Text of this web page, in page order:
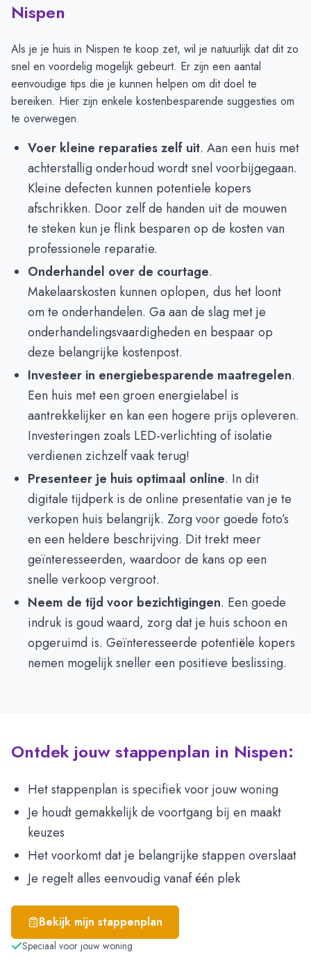
Nispen
Als je je huis in Nispen te koop zet, wil je natuurlijk dat dit zo
snel en voordelig mogelijk gebeurt. Er zijn een aantal
eenvoudige tips die je kunnen helpen om dit doel te
bereiken. Hier zijn enkele kostenbesparende suggesties om
te overwegen.
Voer kleine reparaties zelf uit. Aan een huis met
achterstallig onderhoud wordt snel voorbijgegaan.
Kleine defecten kunnen potentiele kopers
afschrikken. Door zelf de handen uit de mouwen
te steken kun je flink besparen op de kosten van
professionele reparatie.
Onderhandel over de courtage.
Makelaarskosten kunnen oplopen, dus het loont
om te onderhandelen. Ga aan de slag met je
onderhandelingsvaardigheden en bespaar op
deze belangrijke kostenpost.
Investeer in energiebesparende maatregelen.
Een huis met een groen energielabel is
aantrekkelijker en kan een hogere prijs opleveren.
Investeringen zoals LED-verlichting of isolatie
verdienen zichzelf vaak terug!
Presenteer je huis optimaal online. In dit
digitale tijdperk is de online presentatie van je te
verkopen huis belangrijk. Zorg voor goede foto’s
en een heldere beschrijving. Dit trekt meer
geïnteresseerden, waardoor de kans op een
snelle verkoop vergroot.
Neem de tijd voor bezichtigingen. Een goede
indruk is goud waard, zorg dat je huis schoon en
opgeruimd is. Geïnteresseerde potentiële kopers
nemen mogelijk sneller een positieve beslissing.
Ontdek jouw stappenplan in Nispen:
Het stappenplan is specifiek voor jouw woning
Je houdt gemakkelijk de voortgang bij en maakt
keuzes
Het voorkomt dat je belangrijke stappen overslaat
Je regelt alles eenvoudig vanaf één plek
Bekijk mijn stappenplan
Speciaal voor jouw woning